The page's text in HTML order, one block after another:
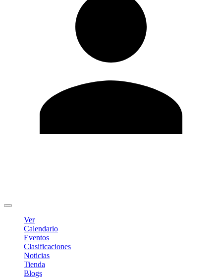
Ver
Calendario
Eventos
Clasificaciones
Noticias
Tienda
Blogs